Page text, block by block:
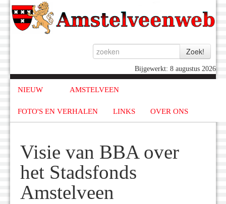
Bijgewerkt: 8 augustus 2026
NIEUW AMSTELVEEN
FOTO'S EN VERHALEN LINKS OVER ONS
Visie van BBA over
het Stadsfonds
Amstelveen